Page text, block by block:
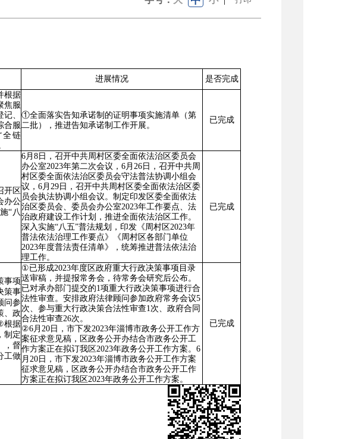
进展情况 是否完成
根据
焦服
、
合服
全链
①全面落实告知承诺制的证明事项实施清单（第
二批）
，推进告知承诺制工作开展。
已完成
开区
办公
“八
6月 8 日， 召开中共周村区委全面依法治区委员会
办公室2023年第二次会议 ， 6月 26 日 ，召开中共周
村区委全面依法治区委员会守法普法协调小组 会
议， 6月 29 日，召开中共周村区委全面依法治区委
员会执法协调小组会议。制定印发区委全面依法
治区委员会、委员会办公室2023年工作要点、法
治政府建设工作计划，推进全面依法治区工作。
深入实施“八五”普法规划，印发《周村区2023年
普法依法治理工作要点》《周村区各部门单位
2023年度普法责任清单》，统筹推进普法依法治
理工作。
已完成
事项
策事
问参
、政
根据
制定
，督
工做
①已形成2023年度区政府重大行政决策事项目录
送审稿，并提报常务会，待常务会研究后公布。
已对承办部门提交的1项重大行政决策事项进行合
法性审查。 安排政府法律顾问参加政府常务会议5
次、参与重大行政决策合法性审查1次、政府合同
合法性审查26次。
②6月 20 日，市下发2023年淄博市政务公开工作方
案征求意见稿，区政务公开办结合市政务公开工
作方案正在拟订我区2023年政务公开工作方案。 6
月 20 日，市下发2023年淄博市政务公开工作方案
征求意见稿，区政务公开办结合市政务公开工作
方案正在拟订我区2023年政务公开工作方案。
已完成